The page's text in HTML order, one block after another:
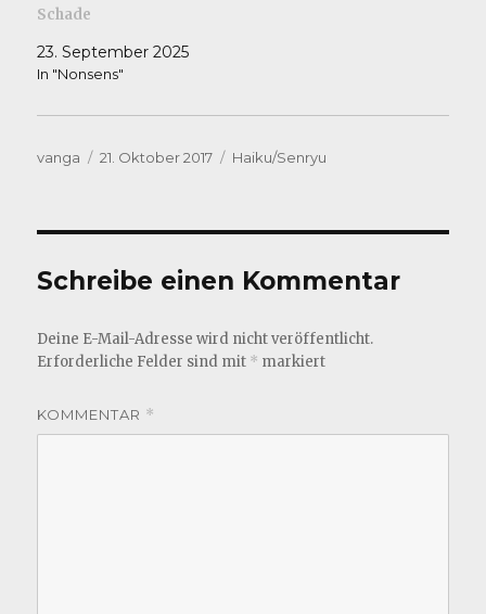
Schade
23. September 2025
In "Nonsens"
Autor
vanga
Veröffentlicht
21. Oktober 2017 Kategorien
Haiku/Senryu
Schreibe einen Kommentar
Deine E-Mail-Adresse wird nicht veröffentlicht.
Erforderliche Felder sind mit * markiert
KOMMENTAR *